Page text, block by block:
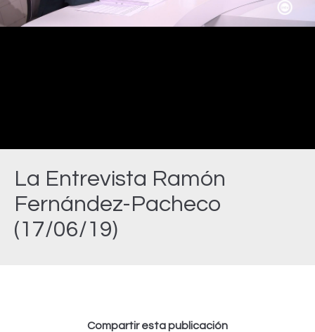
La Entrevista Ramón
Fernández-Pacheco
(17/06/19)
Video
Compartir esta publicación